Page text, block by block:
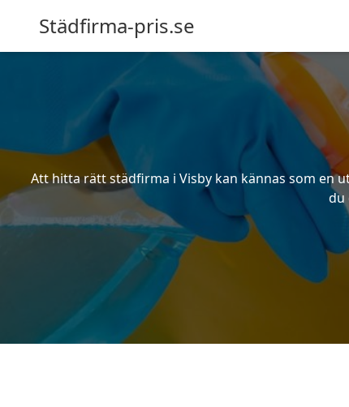
Städfirma-pris.se
Att hitta rätt städfirma i Visby kan kännas som en
du